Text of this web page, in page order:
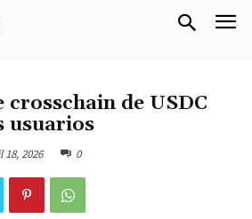
crosschain de USDC
usuarios
18, 2026 0